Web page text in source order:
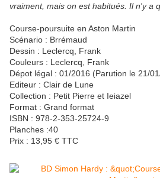
vraiment, mais on est habitués. Il n'y a
Course-poursuite en Aston Martin
Scénario : Brrémaud
Dessin : Leclercq, Frank
Couleurs : Leclercq, Frank
Dépot légal : 01/2016 (Parution le 21/
Editeur : Clair de Lune
Collection : Petit Pierre et Ieiazel
Format : Grand format
ISBN : 978-2-353-25724-9
Planches :40
Prix : 13,95 € TTC